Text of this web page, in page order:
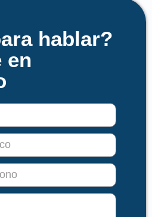
hablar?
en